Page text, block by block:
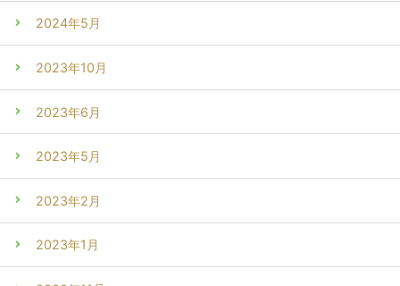
2024年5月
2023年10月
2023年6月
2023年5月
2023年2月
2023年1月